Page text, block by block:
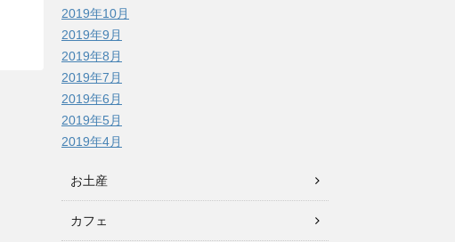
2019年10月
2019年9月
2019年8月
2019年7月
2019年6月
2019年5月
2019年4月
お土産
カフェ